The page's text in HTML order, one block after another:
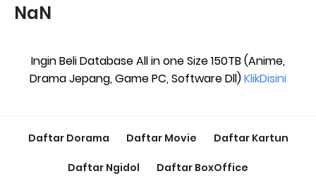
NaN
Ingin Beli Database All in one Size 150TB (Anime,
Drama Jepang, Game PC, Software Dll)KlikDisini
Daftar Dorama Daftar Movie Daftar Kartun
Daftar Ngidol Daftar BoxOffice